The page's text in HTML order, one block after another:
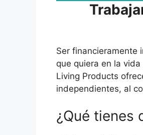
Ser financieramente
que quiera en la
Living Products
independientes, al
¿Qué tienes